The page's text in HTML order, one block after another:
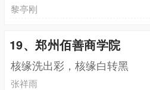
黎亭刚
19、郑州佰善商学院
核缘洗出彩，核缘白转黑
张祥雨